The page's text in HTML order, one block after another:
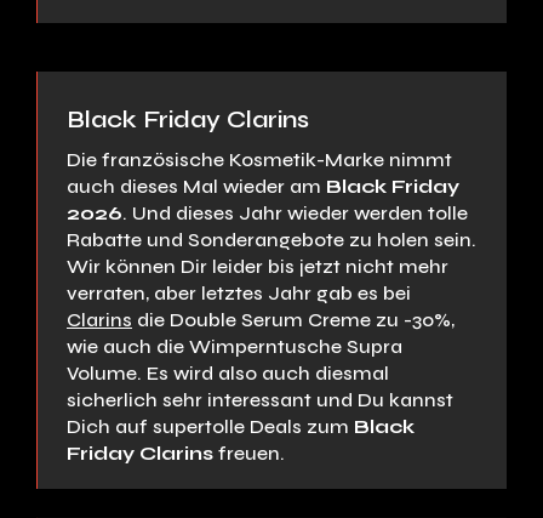
Black Friday Clarins
Die französische Kosmetik-Marke nimmt
auch dieses Mal wieder am Black Friday
2026. Und dieses Jahr wieder werden tolle
Rabatte und Sonderangebote zu holen sein.
Wir können Dir leider bis jetzt nicht mehr
verraten, aber letztes Jahr gab es bei
Clarins die Double Serum Creme zu -30%,
wie auch die Wimperntusche Supra
Volume. Es wird also auch diesmal
sicherlich sehr interessant und Du kannst
Dich auf supertolle Deals zum Black
Friday Clarins freuen.